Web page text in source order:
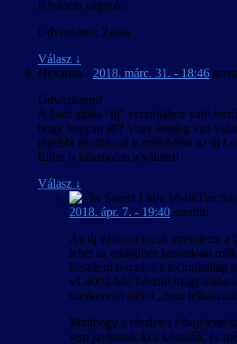
Kíváncsi vagyok.
Üdvözlettel: Zabla
Válasz ↓
Hexarius - 2018. márc. 31. - 18:46
Üdvözletem!
A Lost alpha “új” verziójához való
hogy hogyan áll? Vagy esetleg van
régebbi fordítással is működjön az új
Előre is köszönöm a választ!
Válasz ↓
The
2018. ápr. 7. - 19:40 szerint:
Az új változat kicsit átrendezte a
lehet az eddigihez hasonlóan
készíteni hozzá. Ez technikailag
v1.4002-höz készült
szerkezetet elérni „nem
Minthogy a részletes
sem javítottak ki a készítők, és